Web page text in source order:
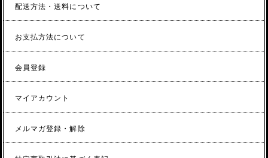
配送方法・送料について
お支払方法について
会員登録
マイアカウント
メルマガ登録・解除